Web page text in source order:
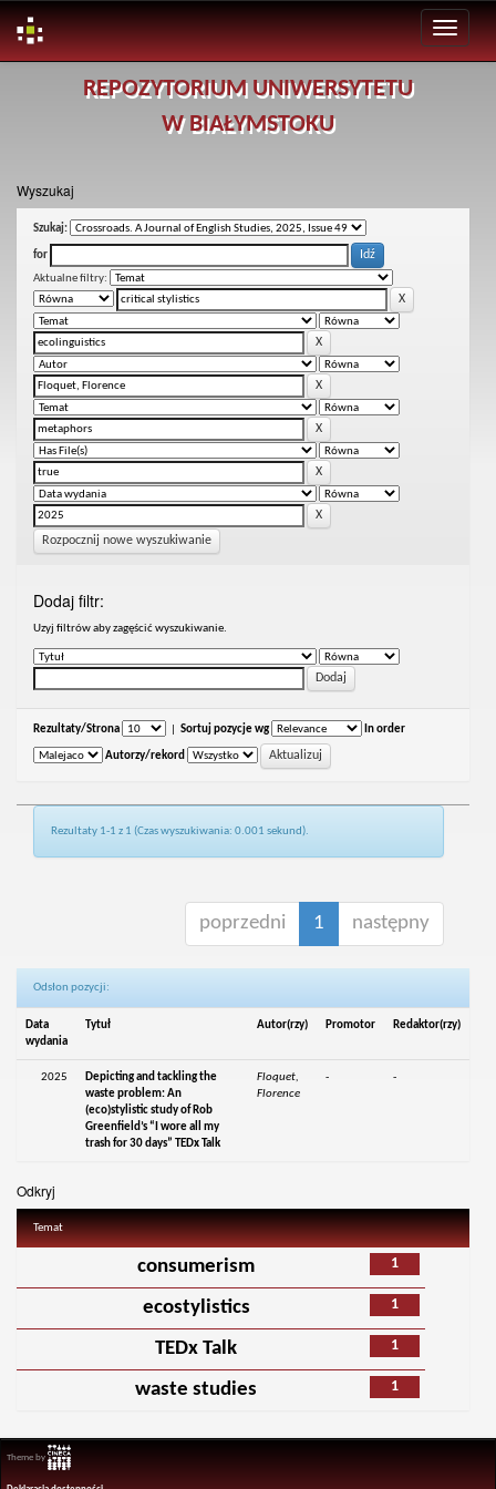
REPOZYTORIUM UNIWERSYTETU
W BIAŁYMSTOKU
Wyszukaj
Szukaj:
for
Aktualne filtry:
Rozpocznij nowe wyszukiwanie
Dodaj filtr:
Uzyj filtrów aby zagęścić wyszukiwanie.
Rezultaty/Strona Sortuj pozycje wg In order
Autorzy/rekord
Rezultaty 1-1 z 1 (Czas wyszukiwania: 0.001 sekund).
poprzedni 1 następny
Odsłon pozycji:
Data
wydania
Tytuł Autor(rzy) Promotor Redaktor(rzy)
2025
Depicting and tackling the
waste problem: An
(eco)stylistic study of Rob
Greenfield’s “I wore all my
trash for 30 days” TEDx Talk
Floquet,
Florence
- -
Odkryj
Temat
1
consumerism
1
ecostylistics
1
TEDx Talk
1
waste studies
Theme by